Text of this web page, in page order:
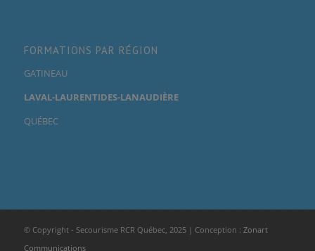
FORMATIONS PAR RÉGION
GATINEAU
LAVAL-LAURENTIDES-LANAUDIÈRE
QUÉBEC
© Copyright - Secourisme RCR Québec, 2025 | Conception : Zonart
Communications